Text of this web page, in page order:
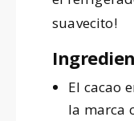
suavecito!
El cacao
la marca